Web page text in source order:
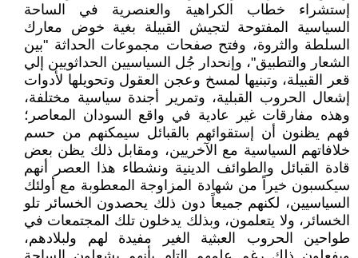
إستشراء خطاب الكراهية والعنصرية في الساحة
السياسية المفتوحة لتجيش القبيلة بغية خوض معارك
السلطة والثروة، وفتح صفحات مجموعات الحداثة "بين
الشعار والتطبيق"، وإنحدار جُل السياسيين الحداثويين إلي
قعر القبيلة، وتبنيها لمسخ وعجن العقول وتحويلها لأدوات
إشعال الحروب القبلية، وتمرير أجندة سياسية مختلفة،
وهذه مفارقات غير عادية في واقع السودان المعاصر؛
فهم يظنون أن إستقوائهم بالقبائل سيمكنهم من حسم
خلافاتهم السياسية مع الآخريين، ومقابل ذلك يظن بعض
قادة القبائل والطوائف الدينية ونشطاء هذا العصر أنهم
سيكسبون خيراً من شهادة المزاوجة المعطوبة مع أولئك
السياسيين، لكنهم جميعاً دون ذلك يحصدون الخسائر تلو
الخسائر، ولا يتعلمون، وبذلك يدخلون تلك المجتمعات في
طواحين الحروب العبثية الغير مفيدة لهم ولبلادهم،